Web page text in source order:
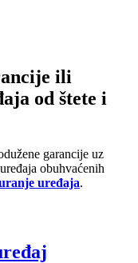
ili
od štete i
garancije uz
obuhvaćenih
uređaja.